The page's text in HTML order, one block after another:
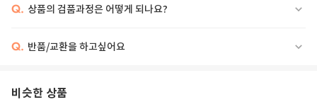
Q. 상품의 검품과정은 어떻게 되나요?
Q. 반품/교환을 하고싶어요
비슷한 상품